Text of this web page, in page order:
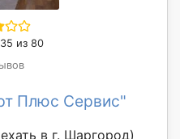
из 80
Плюс Сервис"
в г. Шаргород)